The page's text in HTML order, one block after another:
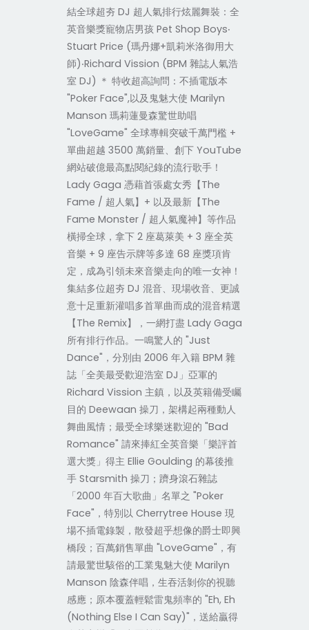
結全球超夯 DJ 超人氣排行炫麗舞裝：全
英音樂獎寵物店男孩 Pet Shop Boys‧
Stuart Price (瑪丹娜+凱莉米洛御用大
師)‧Richard Vission (BPM 雜誌人氣浩
室 DJ) ＊ 特收超高詢問：不插電版本
"Poker Face",以及鬼魅大使 Marilyn
Manson 瑪莉蓮曼森驚世助唱
"LoveGame" 全球專輯突破千萬門檻 +
單曲超越 3500 萬銷量、創下 YouTube
網站破億最高點閱紀錄的流行歌手！
Lady Gaga 憑藉首張處女秀【The
Fame / 超人氣】+ 以及最新【The
Fame Monster / 超人氣魔神】等作品
橫掃全球，拿下 2 座葛萊美 + 3 座全英
音樂 + 9 座告示牌等多達 68 座獎項肯
定，成為引領未來音樂走向的唯一女神！
集結多位超夯 DJ 混音、現場收音、更誠
意十足重新灌唱多首單曲而成的混音精選
【The Remix】，一網打盡 Lady Gaga
所有排行作品。一鳴驚人的 "Just
Dance"，分別由 2006 年入籍 BPM 雜
誌「全美最受歡迎浩室 DJ」亞軍的
Richard Vission 主鎮，以及英籍備受矚
目的 Deewaan 操刀，架構起兩種動人
舞曲風情；最受全球樂迷歡迎的 "Bad
Romance" 請來捧紅全英音樂「樂評首
選大獎」得主 Ellie Goulding 的幕後推
手 Starsmith 操刀；躋身滾石雜誌
「2000 年百大歌曲」名單之 "Poker
Face"，特別以 Cherrytree House 現
場不插電錄製，散發超乎想像的爵士即興
橋段；百萬銷售單曲 "LoveGame"，有
請最驚世駭俗的工業鬼魅大使 Marilyn
Manson 陰森伴唱，生吞活剝你的視聽
感應；原本覆蓋輕鬆雷鬼頻率的 "Eh, Eh
(Nothing Else I Can Say)"，送給贏得